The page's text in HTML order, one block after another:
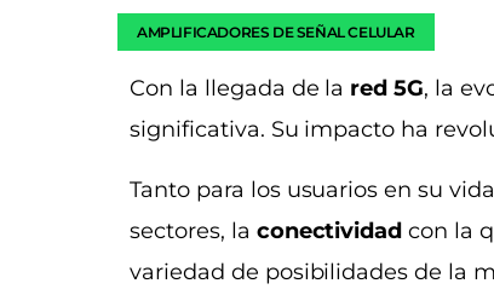
AMPLIFICADORES DE SEÑAL CELULAR
Con la llegada de la red 5G, la
significativa. Su impacto ha
Tanto para los usuarios en su
sectores, la conectividadcon la
variedad de posibilidades de la